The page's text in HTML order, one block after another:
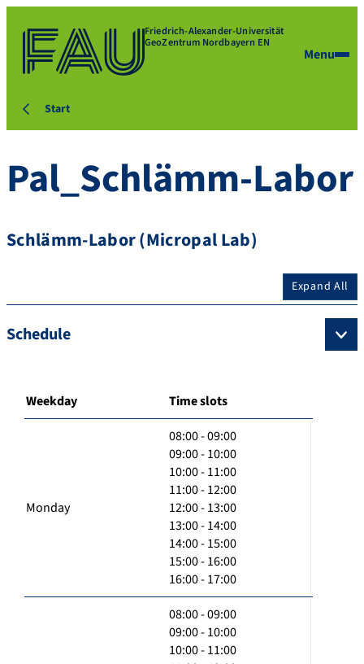
Friedrich-Alexander-Universität
GeoZentrum Nordbayern EN
Menu
Start
Pal_Schlämm-Labor
Schlämm-Labor (Micropal Lab)
Expand All
Schedule
Weekday Time slots
Monday
08:00 - 09:00
09:00 - 10:00
10:00 - 11:00
11:00 - 12:00
12:00 - 13:00
13:00 - 14:00
14:00 - 15:00
15:00 - 16:00
16:00 - 17:00
08:00 - 09:00
09:00 - 10:00
10:00 - 11:00